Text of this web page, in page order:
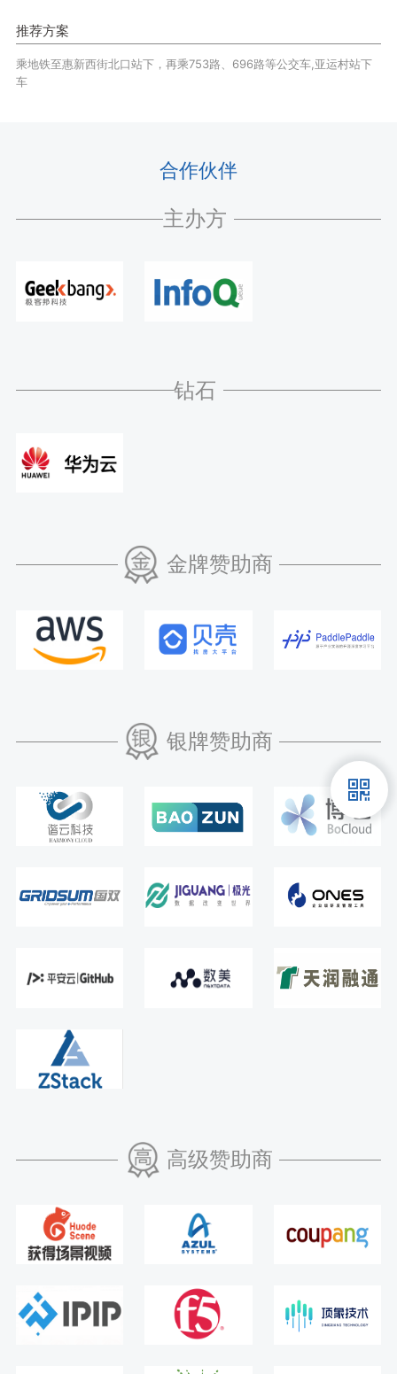
推荐方案
乘地铁至惠新西街北口站下，再乘753路、696路等公交车,亚运村站下
车
合作伙伴
主办方
钻石
金牌赞助商
银牌赞助商
高级赞助商